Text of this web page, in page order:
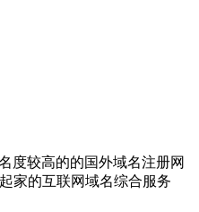
度较高的的国外域名注册网
家的互联网域名综合服务